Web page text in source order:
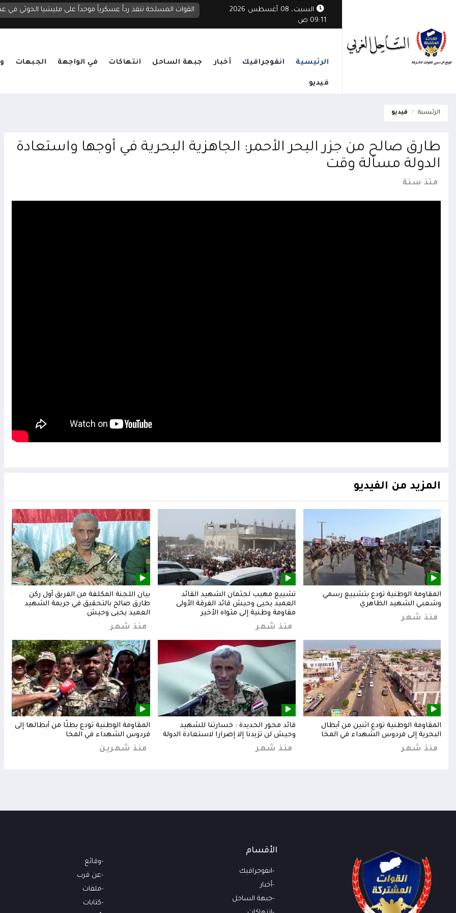
السبت، 08 أغسطس 2026
09:11 ص
القوات المسلحة تنفذ رداً عسكرياً موحداً على مليشيا الحوثي في
الرئيسية انفوجرافيك أخبار جبهة الساحل انتهاكات في الواجهة الجبهات
فيديو
الرئيسية فيديو
طارق صالح من جزر البحر الأحمر: الجاهزية البحرية في أوجها واستعادة
الدولة مسألة وقت
منذ سنة
المزيد من الفيديو
المقاومة الوطنية تودع بتشييع رسمي
وشعبي الشهيد الظاهري
منذ شهر
تشييع مهيب لجثمان الشهيد القائد
العميد يحيى وحيش قائد الفرقة الأولى
مقاومة وطنية إلى مثواه الأخير
منذ شهر
بيان اللجنة المكلفة من الفريق أول ركن
طارق صالح بالتحقيق في جريمة الشهيد
العميد يحيى وحيش
منذ شهر
المقاومة الوطنية تودع اثنين من أبطال
البحرية إلى فردوس الشهداء في المخا
منذ شهر
قائد محور الحديدة : خسارتنا للشهيد
وحيش لن تزيدنا إلا إصرارا لاستعادة الدولة
منذ شهر
المقاومة الوطنية تودع بطلًا من أبطالها إلى
فردوس الشهداء في المخا
منذ شهرين
الأقسام
انفوجرافيك
أخبار
جبهة الساحل
وقائع
عن قرب
ملفات
كتابات